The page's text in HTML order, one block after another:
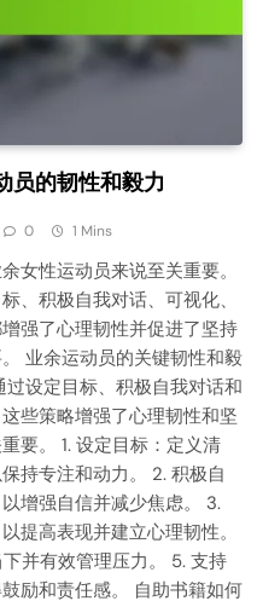
员的韧性和毅力
0 1 Mins
女性运动员来说至关重要。
、积极自我对话、可视化、
强了心理韧性并促进了坚持
业余运动员的关键韧性和毅
设定目标、积极自我对话和
些策略增强了心理韧性和坚
要。 1. 设定目标：定义清
持专注和动力。 2. 积极自
增强自信并减少焦虑。 3.
提高表现并建立心理韧性。
并有效管理压力。 5. 支持
励和责任感。 自助书籍如何